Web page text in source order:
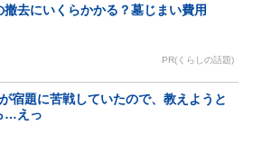
撤去にいくらかかる？墓じまい費用
PR(くらしの話題)
宿題に苦戦していたので、教えようと
…えっ